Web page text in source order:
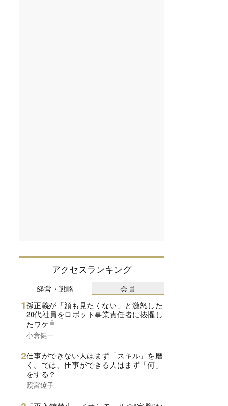
アクセスランキング
経営・戦略
孫正義が「顔も見たくない」と激怒した
20代社員をロボット事業責任者に抜擢し
たワケ
小倉健一
仕事ができない人はまず「スキル」を磨
く。では、仕事ができる人はまず「何」
をする？
照宮遼子
会員